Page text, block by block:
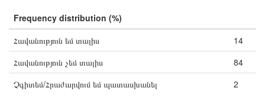
Frequency distribution (%)
Հավանություն եմ տալիս
14
Հավանություն չեմ տալիս
84
Չգիտեմ/Հրաժարվում եմ պատասխանել
2